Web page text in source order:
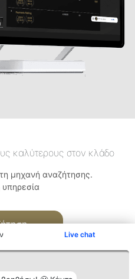
Live chat
καλύτερους στον κλάδο
μηχανή αναζήτησης.